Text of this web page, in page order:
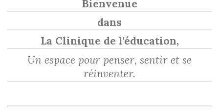
Bienvenue
dans
La Clinique de l'éducation,
Un espace pour penser, sentir et se
réinventer.